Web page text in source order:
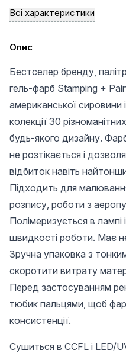
Всі характеристики
Опис
Бестселер бренду,
гель-фарб Stamping +
американської сировини
колекції 30
будь-якого дизайну.
не розтікається і
відбиток навіть
Підходить для
розпису, роботи з
Полімеризується в лампі
швидкості роботи. Має
Зручна упаковка з
скоротити витрату
Перед застосуванням
тюбик пальцями, щоб
консистенції.
Сушиться в CCFL і LED/